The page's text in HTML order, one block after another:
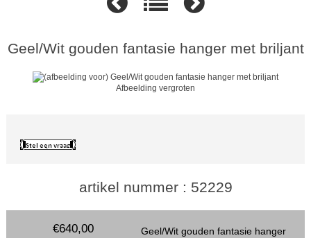
Geel/Wit gouden fantasie hanger met briljant
Afbeelding vergroten
artikel nummer : 52229
Geel/Wit gouden fantasie hanger
€640,00